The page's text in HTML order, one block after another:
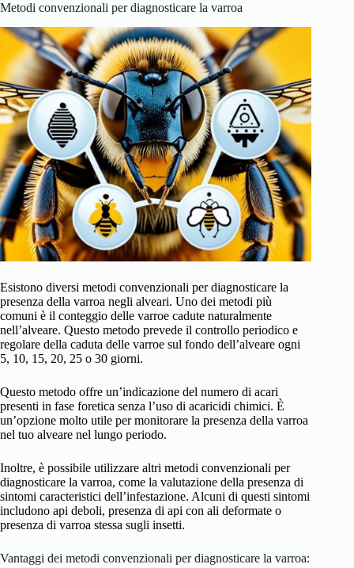
Metodi convenzionali per diagnosticare la varroa
Esistono diversi metodi convenzionali per diagnosticare la
presenza della varroa negli alveari. Uno dei metodi più
comuni è il conteggio delle varroe cadute naturalmente
nell’alveare. Questo metodo prevede il controllo periodico e
regolare della caduta delle varroe sul fondo dell’alveare ogni
5, 10, 15, 20, 25 o 30 giorni.
Questo metodo offre un’indicazione del numero di acari
presenti in fase foretica senza l’uso di acaricidi chimici. È
un’opzione molto utile per monitorare la presenza della varroa
nel tuo alveare nel lungo periodo.
Inoltre, è possibile utilizzare altri metodi convenzionali per
diagnosticare la varroa, come la valutazione della presenza di
sintomi caracteristici dell’infestazione. Alcuni di questi sintomi
includono api deboli, presenza di api con ali deformate o
presenza di varroa stessa sugli insetti.
Vantaggi dei metodi convenzionali per diagnosticare la varroa: